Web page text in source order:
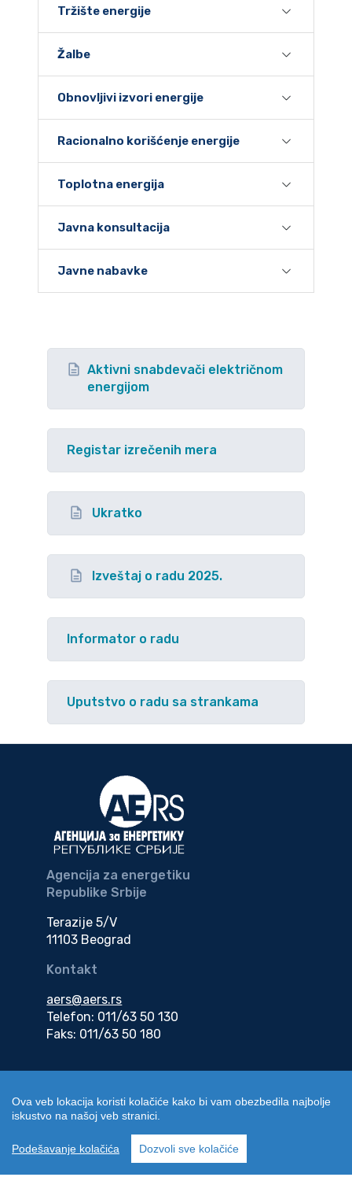
Tržište energije
Žalbe
Obnovljivi izvori energije
Racionalno korišćenje energije
Toplotna energija
Javna konsultacija
Javne nabavke
Aktivni snabdevači električnom
energijom
Registar izrečenih mera
Ukratko
Izveštaj o radu 2025.
Informator o radu
Uputstvo o radu sa strankama
Agencija za energetiku
Republike Srbije
Terazije 5/V
11103 Beograd
Kontakt
aers@aers.rs
Telefon: 011/63 50 130
Faks: 011/63 50 180
elektronske dokumentacije
Ova veb lokacija koristi kolačiće kako bi vam obezbedila najbolje
iskustvo na našoj veb stranici.
Podešavanje kolačića Dozvoli sve kolačiće